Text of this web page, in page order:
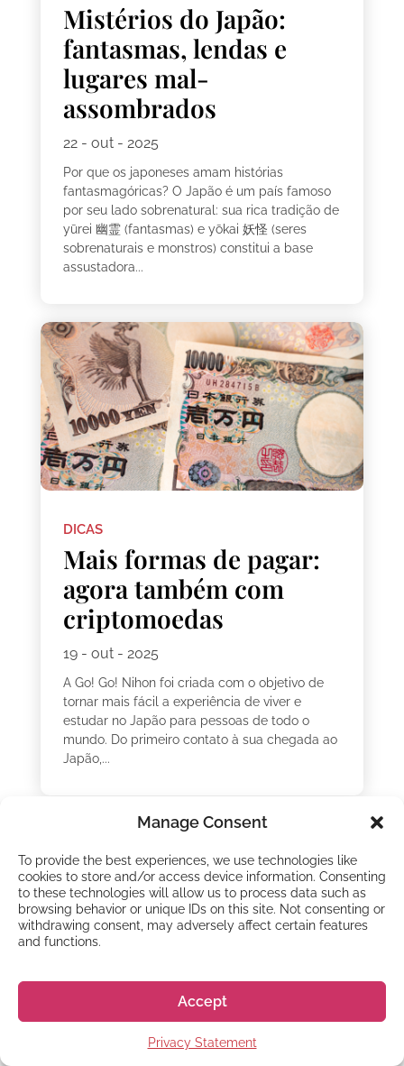
Manage Consent
To provide the best experiences, we use technologies like
cookies to store and/or access device information. Consenting
to these technologies will allow us to process data such as
browsing behavior or unique IDs on this site. Not consenting or
withdrawing consent, may adversely affect certain features
and functions.
Accept
Privacy Statement
Mistérios do Japão:
fantasmas, lendas e
lugares mal-
assombrados
22 - out - 2025
Por que os japoneses amam histórias
fantasmagóricas? O Japão é um país famoso
por seu lado sobrenatural: sua rica tradição de
yūrei 幽霊 (fantasmas) e yōkai 妖怪 (seres
sobrenaturais e monstros) constitui a base
assustadora...
DICAS
Mais formas de pagar:
agora também com
criptomoedas
19 - out - 2025
A Go! Go! Nihon foi criada com o objetivo de
tornar mais fácil a experiência de viver e
estudar no Japão para pessoas de todo o
mundo. Do primeiro contato à sua chegada ao
Japão,...
STUDY TRIP
Guia de viagens ao